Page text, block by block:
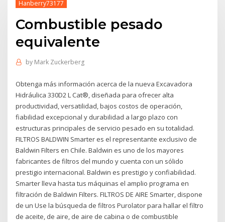
Hanberry73177
Combustible pesado
equivalente
by Mark Zuckerberg
Obtenga más información acerca de la nueva Excavadora
Hidráulica 330D2 L Cat®, diseñada para ofrecer alta
productividad, versatilidad, bajos costos de operación,
fiabilidad excepcional y durabilidad a largo plazo con
estructuras principales de servicio pesado en su totalidad.
FILTROS BALDWIN Smarter es el representante exclusivo de
Baldwin Filters en Chile. Baldwin es uno de los mayores
fabricantes de filtros del mundo y cuenta con un sólido
prestigio internacional. Baldwin es prestigio y confiabilidad.
Smarter lleva hasta tus máquinas el amplio programa en
filtración de Baldwin Filters. FILTROS DE AIRE Smarter, dispone
de un Use la búsqueda de filtros Purolator para hallar el filtro
de aceite, de aire, de aire de cabina o de combustible